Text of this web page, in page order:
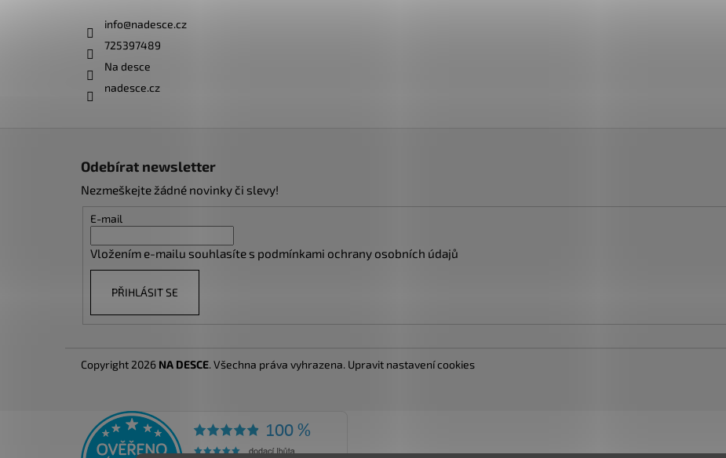
info@nadesce.cz
725397489
Na desce
nadesce.cz
Odebírat newsletter
Nezmeškejte žádné novinky či slevy!
E-mail
Vložením e-mailu souhlasíte s podmínkami ochrany osobních údajů
PŘIHLÁSIT SE
Copyright 2026 NA DESCE. Všechna práva vyhrazena. Upravit nastavení cookies